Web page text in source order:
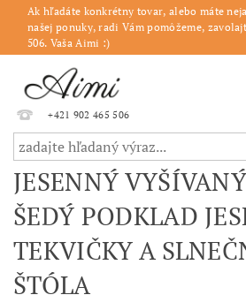
Ak hľadáte konkrétny tovar, alebo máte
našej ponuky, radi Vám pomôžeme,
506. Vaša Aimi :)
+421 902 465 506
JESENNÝ
ŠEDÝ PODKLAD
TEKVIČKY A
ŠTÓLA